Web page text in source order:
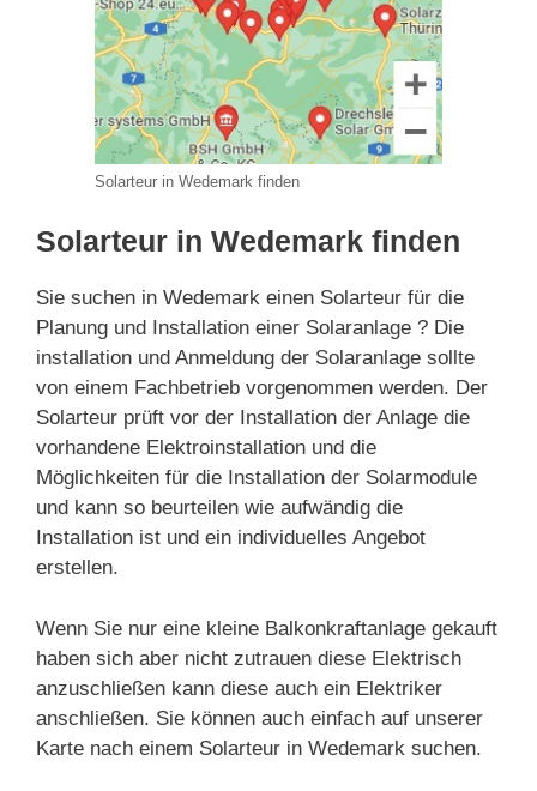
Solarteur in Wedemark finden
Solarteur in Wedemark finden
Sie suchen in Wedemark einen Solarteur für die
Planung und Installation einer Solaranlage ? Die
installation und Anmeldung der Solaranlage sollte
von einem Fachbetrieb vorgenommen werden. Der
Solarteur prüft vor der Installation der Anlage die
vorhandene Elektroinstallation und die
Möglichkeiten für die Installation der Solarmodule
und kann so beurteilen wie aufwändig die
Installation ist und ein individuelles Angebot
erstellen.
Wenn Sie nur eine kleine Balkonkraftanlage gekauft
haben sich aber nicht zutrauen diese Elektrisch
anzuschließen kann diese auch ein Elektriker
anschließen. Sie können auch einfach auf unserer
Karte nach einem Solarteur in Wedemark suchen.